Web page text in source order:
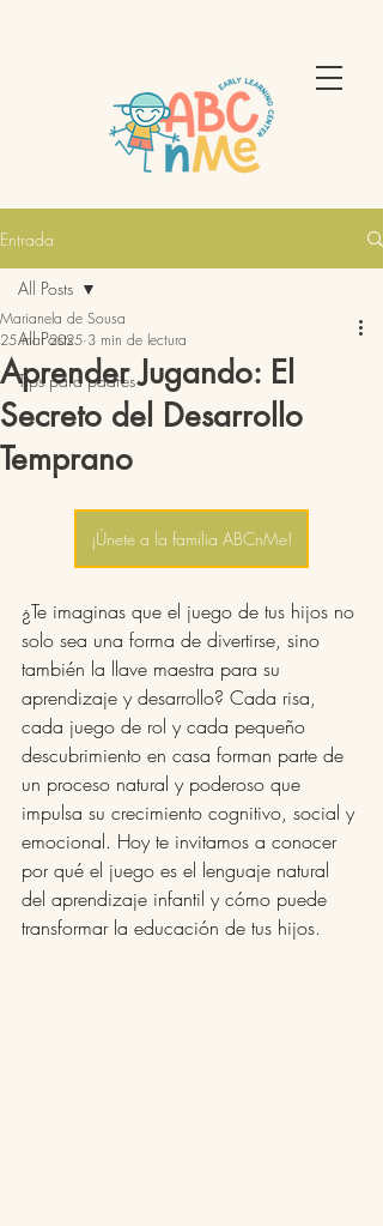
Entrada
All Posts
Tips para padres
All Posts
Aprender Jugando: El
Secreto del Desarrollo
Temprano
Marianela de Sousa
25 mar 2025 3 min de lectura
¡Únete a la familia ABCnMe!
¿Te imaginas que el juego de tus hijos no
solo sea una forma de divertirse, sino
también la llave maestra para su
aprendizaje y desarrollo? Cada risa,
cada juego de rol y cada pequeño
descubrimiento en casa forman parte de
un proceso natural y poderoso que
impulsa su crecimiento cognitivo, social y
emocional. Hoy te invitamos a conocer
por qué el juego es el lenguaje natural
del aprendizaje infantil y cómo puede
transformar la educación de tus hijos.